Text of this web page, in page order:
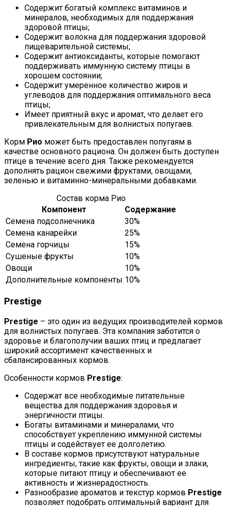
Содержит богатый комплекс витаминов и
минералов, необходимых для поддержания
здоровой птицы;
Содержит волокна для поддержания здоровой
пищеварительной системы;
Содержит антиоксиданты, которые помогают
поддерживать иммунную систему птицы в
хорошем состоянии;
Содержит умеренное количество жиров и
углеводов для поддержания оптимального веса
птицы;
Имеет приятный вкус и аромат, что делает его
привлекательным для волнистых попугаев.
Корм Рио может быть предоставлен попугаям в
качестве основного рациона. Он должен быть доступен
птице в течение всего дня. Также рекомендуется
дополнять рацион свежими фруктами, овощами,
зеленью и витаминно-минеральными добавками.
Состав корма Рио
Компонент
Содержание
Семена подсолнечника
30%
Семена канарейки
25%
Семена горчицы
15%
Сушеные фрукты
10%
Овощи
10%
Дополнительные компоненты 10%
Prestige
Prestige – это один из ведущих производителей кормов
для волнистых попугаев. Эта компания заботится о
здоровье и благополучии ваших птиц и предлагает
широкий ассортимент качественных и
сбалансированных кормов.
Особенности кормов Prestige:
Содержат все необходимые питательные
вещества для поддержания здоровья и
энергичности птицы.
Богаты витаминами и минералами, что
способствует укреплению иммунной системы
птицы и содействует ее долголетию.
В составе кормов присутствуют натуральные
ингредиенты, такие как фрукты, овощи и злаки,
которые питают птицу и обеспечивают ее
активность и жизнерадостность.
Разнообразие ароматов и текстур кормов Prestige
позволяет подобрать оптимальный вариант для